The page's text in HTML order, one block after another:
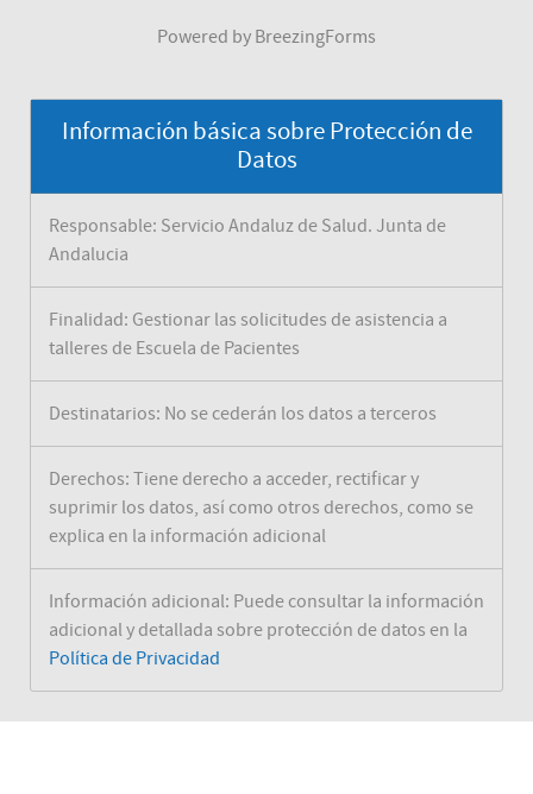
Powered by BreezingForms
Información básica sobre Protección de
Datos
Responsable: Servicio Andaluz de Salud. Junta de
Andalucia
Finalidad: Gestionar las solicitudes de asistencia a
talleres de Escuela de Pacientes
Destinatarios: No se cederán los datos a terceros
Derechos: Tiene derecho a acceder, rectificar y
suprimir los datos, así como otros derechos, como se
explica en la información adicional
Información adicional: Puede consultar la información
adicional y detallada sobre protección de datos en la
Política de Privacidad